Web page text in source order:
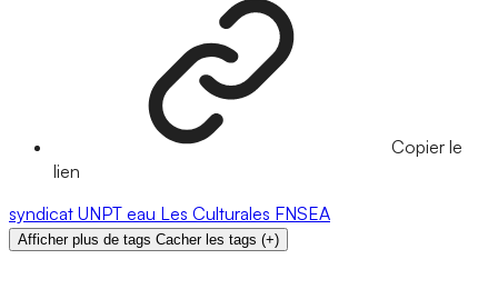
Copier le
lien
syndicat UNPT eau Les Culturales FNSEA
Afficher plus de tags Cacher les tags (+)